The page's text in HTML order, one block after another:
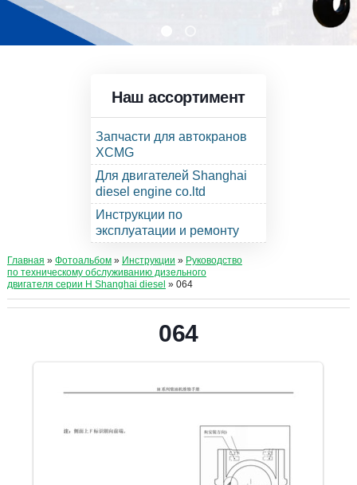
Наш ассортимент
Запчасти для автокранов
XCMG
Для двигателей Shanghai
diesel engine co.ltd
Инструкции по
эксплуатации и ремонту
Главная » Фотоальбом» Инструкции » Руководство
по техническому обслуживанию дизельного
двигателя серии Н Shanghai diesel » 064
064